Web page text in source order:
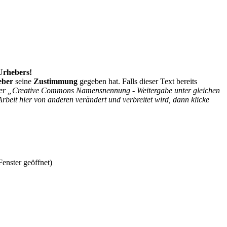
seine Zustimmung gegeben hat. Falls dieser Text bereits
„Creative Commons Namensnennung - Weitergabe unter gleichen
hier von anderen verändert und verbreitet wird, dann klicke
geöffnet)